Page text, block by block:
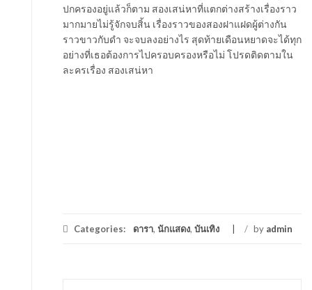
ปกครองอยู่แล้วก็ตาม สองเสน่หาที่แตกต่างสร้างเรื่องราว
มากมายไม่รู้จักจบสิ้น เรื่องราวของสองฝาแฝดผู้ต่างกัน
ราวขาวกับดำ จะจบลงอย่างไร สุดท้ายเดือนหยาดจะได้ทุก
อย่างที่เธอต้องการไปครอบครองหรือไม่ โปรดติดตามใน
ละครเรื่อง สองเสน่หา
Categories: ดารา, นักแสดง, บันเทิง / by admin